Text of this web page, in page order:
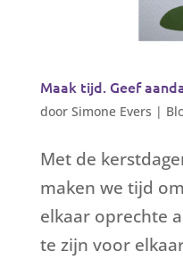
Maak tijd. Geef
door Simone Evers |
Met de
maken we tijd
elkaar oprechte
te zijn voor